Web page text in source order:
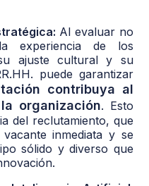
Al evaluar no
experiencia de los
ajuste cultural y su
puede garantizar
contribuya al
organización. Esto
del reclutamiento, que
inmediata y se
sólido y diverso que